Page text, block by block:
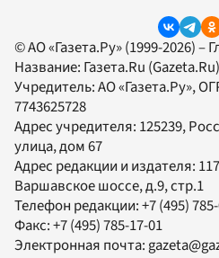
© АО «Газета.Ру» (1999-2026) –
Название: Газета.Ru (Gazeta.Ru)
Учредитель:АО «Газета.Ру»,
7743625728
Адрес учредителя: 125239,
улица, дом 67
Адрес редакции и издателя:
Варшавское шоссе, д.9, стр.1
Телефон редакции:+7 (495)
Факс:+7 (495) 785-17-01
Электронная почта: